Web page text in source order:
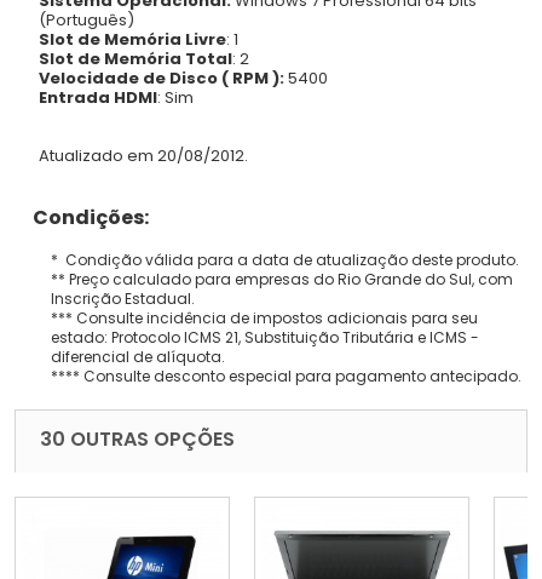
(Português)
Slot de Memória Livre: 1
Slot de Memória Total: 2
Velocidade de Disco ( RPM ):5400
Entrada HDMI: Sim
Atualizado em 20/08/2012.
Condições:
* Condição válida para a data de atualização deste produto.
** Preço calculado para empresas do Rio Grande do Sul, com
Inscrição Estadual.
*** Consulte incidência de impostos adicionais para seu
estado: Protocolo ICMS 21, Substituição Tributária e ICMS -
diferencial de alíquota.
**** Consulte desconto especial para pagamento antecipado.
30 OUTRAS OPÇÕES